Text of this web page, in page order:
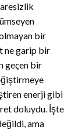
bir
ne garip bir
geçen bir
enerji gibi
doluydu. İşte
ama